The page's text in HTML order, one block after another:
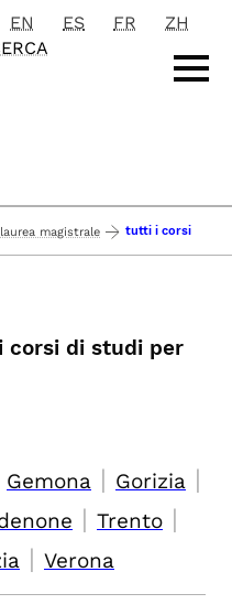
EN ES FR
ZH
magistrale tutti i corsi
corsi di studi per
Gemona | Gorizia |
| Trento |
| Verona